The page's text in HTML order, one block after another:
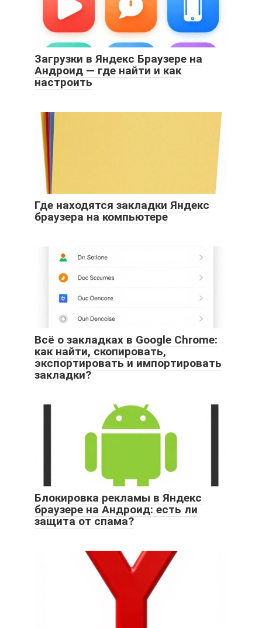
Загрузки в Яндекс Браузере на
Андроид — где найти и как
настроить
Где находятся закладки Яндекс
браузера на компьютере
Всё о закладках в Google Chrome:
как найти, скопировать,
экспортировать и импортировать
закладки?
Блокировка рекламы в Яндекс
браузере на Андроид: есть ли
защита от спама?